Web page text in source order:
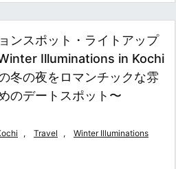
ンスポット・ライトアップ
Illuminations in Kochi
冬の夜をロマンチックな雰
のデートスポット〜
, Travel , Winter Illuminations